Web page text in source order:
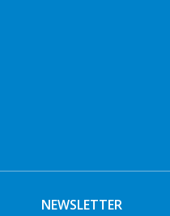
NEWSLETTER